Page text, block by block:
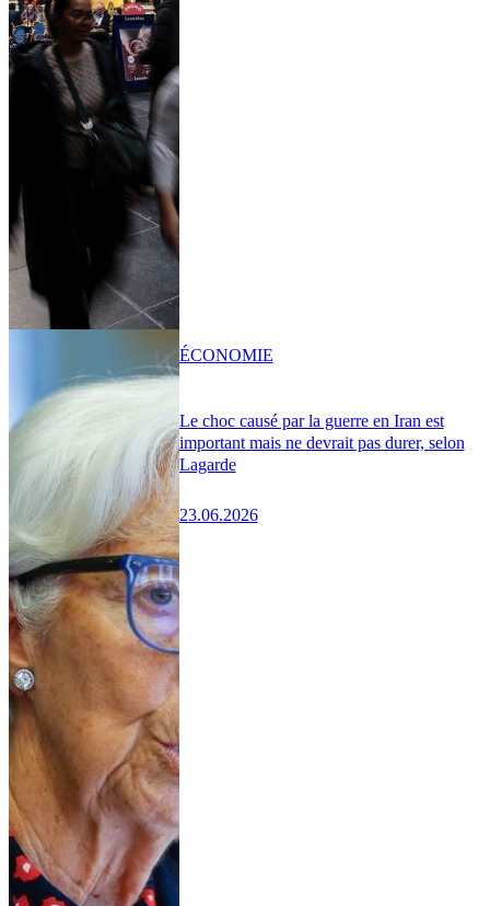
Le choc causé par la guerre en Iran est
important mais ne devrait pas durer, selon
Lagarde
23.06.2026
ÉCONOMIE